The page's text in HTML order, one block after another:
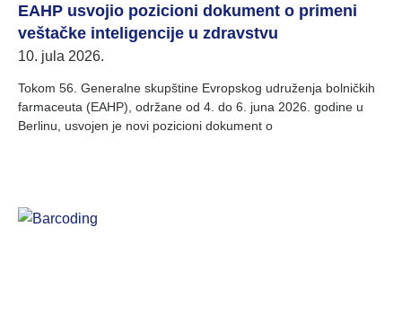
EAHP usvojio pozicioni dokument o primeni
veštačke inteligencije u zdravstvu
10. jula 2026.
Tokom 56. Generalne skupštine Evropskog udruženja bolničkih
farmaceuta (EAHP), održane od 4. do 6. juna 2026. godine u
Berlinu, usvojen je novi pozicioni dokument o